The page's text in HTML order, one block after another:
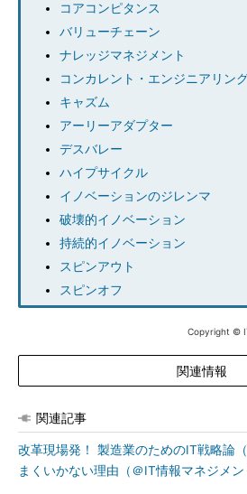
コアコンピタンス
バリューチェーン
ナレッジマネジメント
コンカレント・エンジニアリン
キャズム
アーリーアダプター
デスバレー
ハイプサイクル
イノベーションのジレンマ
破壊的イノベーション
持続的イノベーション
スピンアウト
スピンオフ
Copyright ©
関連情報
関連記事
改革現場発！ 製造業のためのIT戦略論
まくいかない理由（＠IT情報マネジメン